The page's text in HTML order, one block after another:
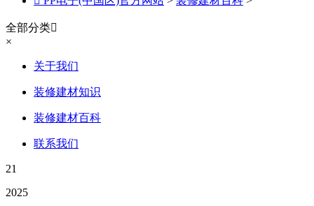
全部分类
×
关于我们
装修建材知识
装修建材百科
联系我们
21
2025